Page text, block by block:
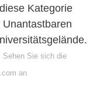
Kategorie
Sehen Sie sich die
an